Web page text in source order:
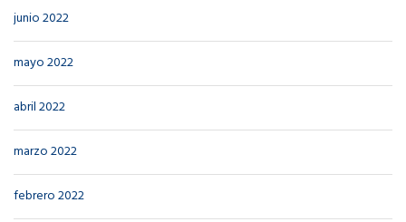
junio 2022
mayo 2022
abril 2022
marzo 2022
febrero 2022